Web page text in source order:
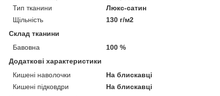
Тип тканини
Люкс-сатин
Щільність
130 г/м2
Склад тканини
Бавовна
100 %
Додаткові характеристики
Кишені наволочки
На блискавці
Кишені підковдри
На блискавці